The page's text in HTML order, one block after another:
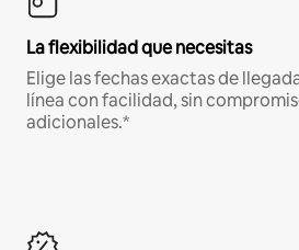
La flexibilidad que necesitas
Elige las fechas exactas de
línea con facilidad, sin
adicionales.*